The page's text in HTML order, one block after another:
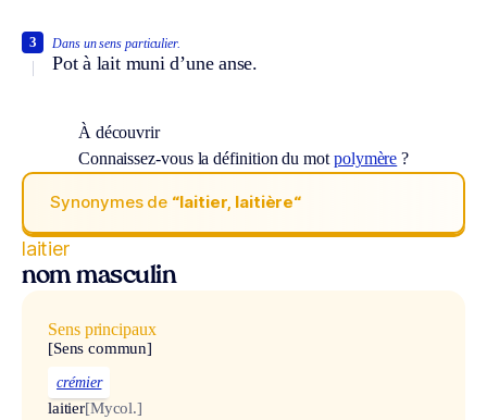
Dans un sens particulier.
Pot à lait muni d’une anse.
3
À découvrir
Connaissez-vous la définition du mot polymère ?
Synonymes de “laitier, laitière“
laitier
nom masculin
Sens principaux
[Sens commun]
crémier
laitier[Mycol.]